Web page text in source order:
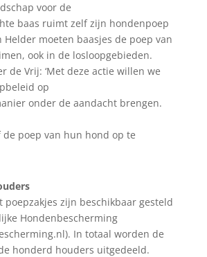
voor de
baas ruimt zelf zijn hondenpoep
Helder moeten baasjes de poep van
ook in de losloopgebieden.
de Vrij: ‘Met deze actie willen we
op
onder de aandacht brengen.
poep van hun hond op te
poepzakjes zijn beschikbaar gesteld
Hondenbescherming
In totaal worden de
honderd houders uitgedeeld.